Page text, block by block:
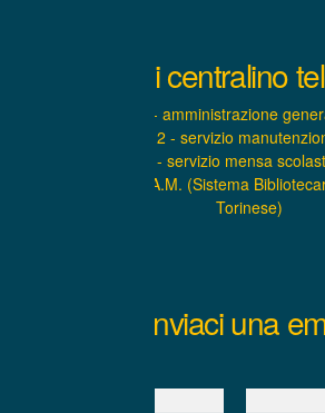
Interni centralino
INTERNO 1 - amministrazione
INTERNO 2 - servizio
INTERNO 3 - servizio mensa
INTERNO 4 – S.B.A.M. (Sistema
Torinese)
Inviaci una